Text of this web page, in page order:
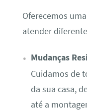
Oferecemos
atender
Mudanças
Cuidamos de
da sua casa,
até a